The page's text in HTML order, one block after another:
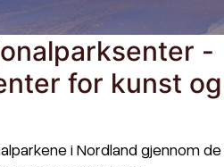
-
for kunst og
i Nordland gjennom de